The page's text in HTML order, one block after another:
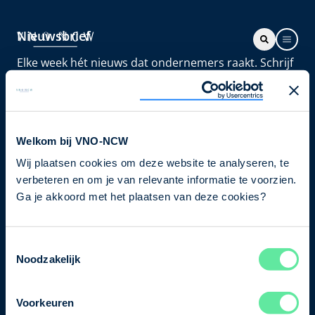
Welkom bij VNO-NCW
Wij plaatsen cookies om deze website te analyseren, te
verbeteren en om je van relevante informatie te voorzien.
Ga je akkoord met het plaatsen van deze cookies?
Noodzakelijk
Voorkeuren
Nieuwsbrief
Elke week hét nieuws dat ondernemers raakt. Schrijf
je nu in voor de VNO-NCW nieuwsbrief.
Schrijf je in
Direct naar
Ons verhaal
Bezuidenhoutseweg 12
T+31 70 349 03 49